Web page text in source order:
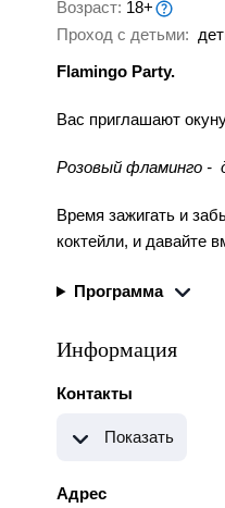
Возраст: 18+
Проход с детьми:
Flamingo Party.
Вас приглашают
Розовый фламинго -
Время зажигать и
коктейли, и давайте
Программа
Информация
Контакты
Показать
Адрес